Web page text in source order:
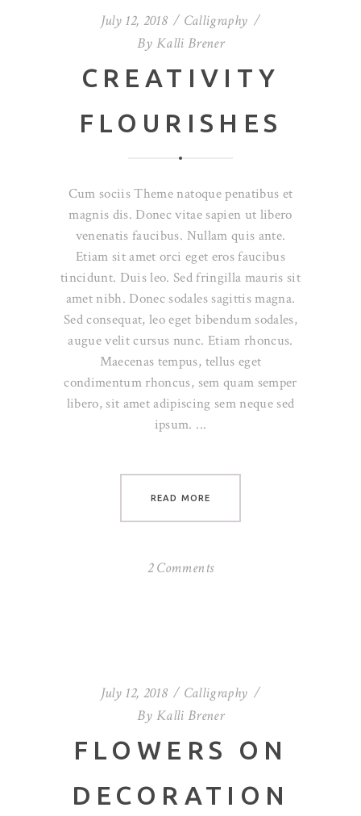
July 12, 2018
Calligraphy
By Kalli Brener
CREATIVITY
FLOURISHES
Cum sociis Theme natoque penatibus et
magnis dis. Donec vitae sapien ut libero
venenatis faucibus. Nullam quis ante.
Etiam sit amet orci eget eros faucibus
tincidunt. Duis leo. Sed fringilla mauris sit
amet nibh. Donec sodales sagittis magna.
Sed consequat, leo eget bibendum sodales,
augue velit cursus nunc. Etiam rhoncus.
Maecenas tempus, tellus eget
condimentum rhoncus, sem quam semper
libero, sit amet adipiscing sem neque sed
ipsum.
READ MORE
2 Comments
July 12, 2018
Calligraphy
By Kalli Brener
FLOWERS ON
DECORATION